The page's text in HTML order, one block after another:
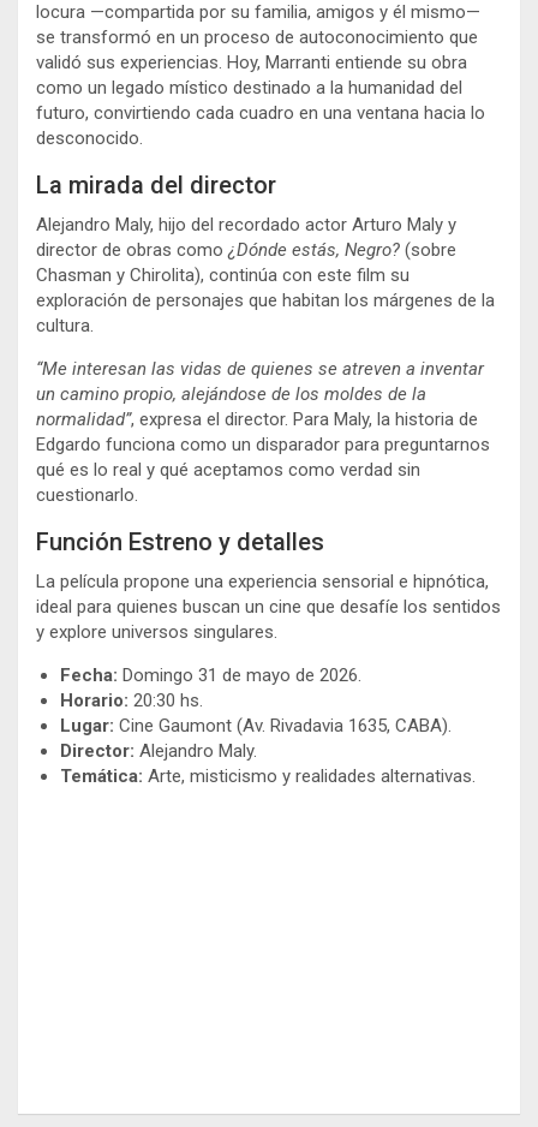
locura —compartida por su familia, amigos y él mismo—
se transformó en un proceso de autoconocimiento que
validó sus experiencias. Hoy, Marranti entiende su obra
como un legado místico destinado a la humanidad del
futuro, convirtiendo cada cuadro en una ventana hacia lo
desconocido.
La mirada del director
Alejandro Maly, hijo del recordado actor Arturo Maly y
director de obras como¿Dónde estás, Negro? (sobre
Chasman y Chirolita), continúa con este film su
exploración de personajes que habitan los márgenes de la
cultura.
“Me interesan las vidas de quienes se atreven a inventar
un camino propio, alejándose de los moldes de la
normalidad”, expresa el director. Para Maly, la historia de
Edgardo funciona como un disparador para preguntarnos
qué es lo real y qué aceptamos como verdad sin
cuestionarlo.
Función Estreno y detalles
La película propone una experiencia sensorial e hipnótica,
ideal para quienes buscan un cine que desafíe los sentidos
y explore universos singulares.
Fecha: Domingo 31 de mayo de 2026.
Horario: 20:30 hs.
Lugar: Cine Gaumont (Av. Rivadavia 1635, CABA).
Director: Alejandro Maly.
Temática: Arte, misticismo y realidades alternativas.